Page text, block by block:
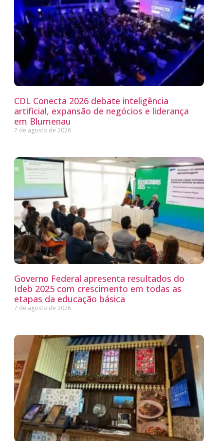
CDL Conecta 2026 debate inteligência
artificial, expansão de negócios e liderança
em Blumenau
7 de agosto de 2026
Governo Federal apresenta resultados do
Ideb 2025 com crescimento em todas as
etapas da educação básica
7 de agosto de 2026